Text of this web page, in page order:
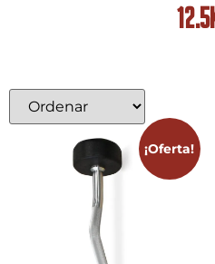
¡Oferta!